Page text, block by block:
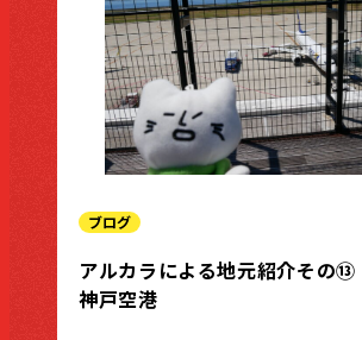
ブログ
アルカラによる地元紹
神戸空港